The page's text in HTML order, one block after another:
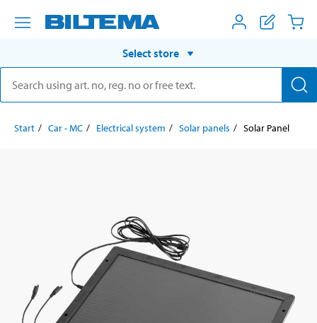
Select store
Start Car - MC Electrical system Solar panels Solar Panel